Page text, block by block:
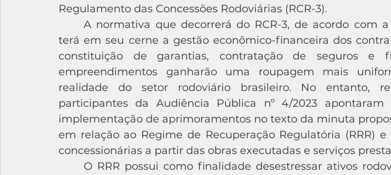
Regulamento das Concessões Rodoviárias (RCR-3).
	A normativa que decorrerá do RCR-3, de acordo com a minuta divulgada,
terá em seu cerne a gestão econômico-financeira dos
constituição de garantias, contratação de seguros e
empreendimentos ganharão uma roupagem mais
realidade do setor rodoviário brasileiro. No entanto,
participantes da Audiência Pública nº 4/2023 apontaram
implementação de aprimoramentos no texto da minuta
em relação ao Regime de Recuperação Regulatória (RRR)
concessionárias a partir das obras executadas e serviços